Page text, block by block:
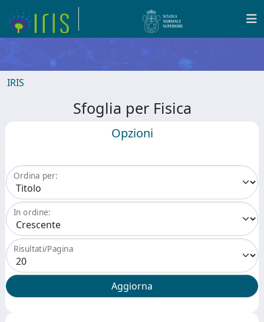
IRIS
Sfoglia per Fisica
Opzioni
Ordina per:
In ordine:
Risultati/Pagina